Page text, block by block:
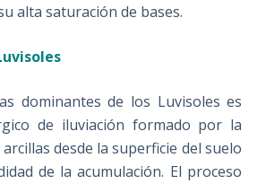
alta saturación de bases.
dominantes de los Luvisoles es
de iluviación formado por la
desde la superficie del suelo
de la acumulación. El proceso